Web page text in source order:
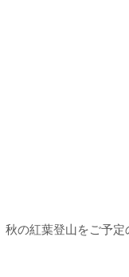
の紅葉登山をご予